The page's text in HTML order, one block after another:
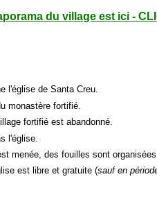
du village est ici -
l'église de Santa Creu.
monastère fortifié.
fortifié est abandonné.
l'église.
menée, des fouilles sont
est libre et gratuite (sauf en